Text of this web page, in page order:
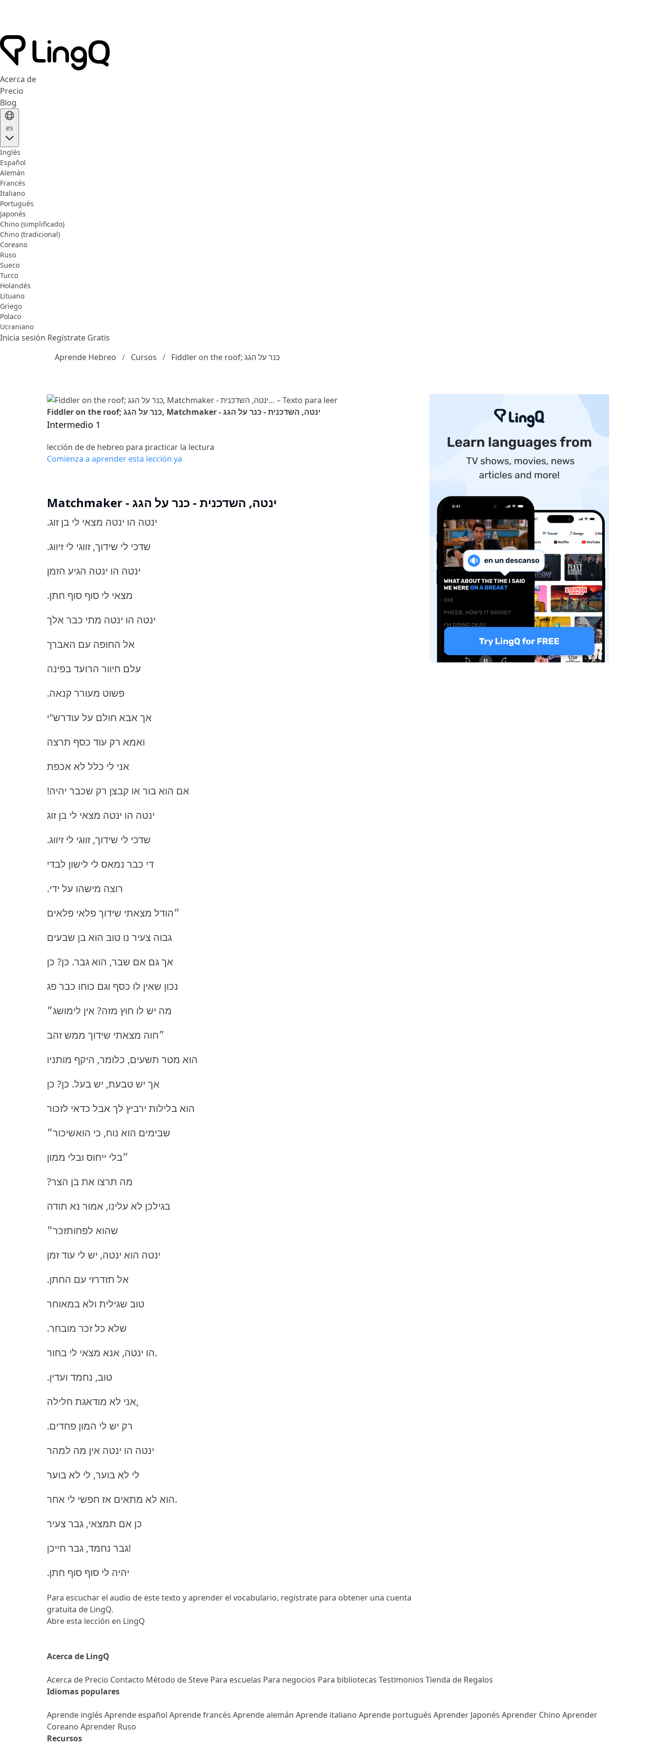
Acerca de
Precio
Blog
es
Inglés
Español
Alemán
Francés
Italiano
Portugués
Japonés
Chino (simplificado)
Chino (tradicional)
Coreano
Ruso
Sueco
Turco
Holandés
Lituano
Griego
Polaco
Ucraniano
Inicia sesión Regístrate Gratis
Aprende Hebreo
Cursos Fiddler on the roof; כנר על הגג
Fiddler on the roof; כנר על הגג, Matchmaker - ינטה, השדכנית - כנר על הגג
Intermedio 1
lección de de hebreo para practicar la lectura
Comienza a aprender esta lección ya
Matchmaker - ינטה, השדכנית - כנר על הגג
.ינטה הו ינטה מצאי לי בן זוג
.שדכי לי שידוך, זווגי לי זיווג
ינטה הו ינטה הגיע הזמן
.מצאי לי סוף סוף חתן
ינטה הו ינטה מתי כבר אלך
אל החופה עם האברך
עלם חיוור הרועד בפינה
.פשוט מעורר קנאה
אך אבא חולם על עודרש"י
ואמא רק עוד כסף תרצה
אני לי כלל לא אכפת
!אם הוא בור או קבצן רק שכבר יהיה
ינטה הו ינטה מצאי לי בן זוג
.שדכי לי שידוך, זווגי לי זיווג
די כבר נמאס לי לישון לבדי
.רוצה מישהו על ידי
״הודל מצאתי שידוך פלאי פלאים
גבוה צעיר נו טוב הוא בן שבעים
אך גם אם שבר, הוא גבר. כן? כן
נכון שאין לו כסף וגם כוחו כבר פג
מה יש לו חוץ מזה? אין לימושג״
״חוה מצאתי שידוך ממש זהב
הוא מטר תשעים, כלומר, היקף מותניו
אך יש טבעת, יש בעל. כן? כן
הוא בלילות ירביץ לך אבל כדאי לזכור
שבימים הוא נוח, כי הואשיכור״
״בלי ייחוס ובלי ממון
?מה תרצו את בן הצר
בגילכן לא עלינו, אמור נא תודה
שהוא לפחותזכר״
ינטה הוא ינטה, יש לי עוד זמן
.אל תזדרזי עם החתן
טוב שגילית ולא במאוחר
.שלא כל זכר מובחר
הו ינטה, אנא מצאי לי בחור.
.טוב, נחמד ועדין
אני לא מודאגת חלילה,
.רק יש לי המון פחדים
ינטה הו ינטה אין מה למהר
לי לא בוער, לי לא בוער
הוא לא מתאים אז חפשי לי אחר.
כן אם תמצאי, גבר צעיר
גבר נחמד, גבר חייכן!
.יהיה לי סוף סוף חתן
Para escuchar el audio de este texto y aprender el vocabulario, regístrate para obtener una cuenta
gratuita de LingQ.
Abre esta lección en LingQ
Acerca de LingQ
Acerca de Precio Contacto Método de Steve Para escuelas Para negocios Para bibliotecas Testimonios Tienda de Regalos
Idiomas populares
Aprende inglés Aprende español Aprende francés Aprende alemán Aprende italiano Aprende portugués Aprender Japonés Aprender Chino Aprender
Coreano Aprender Ruso
Recursos